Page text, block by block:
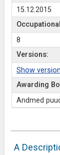
15.12.2015
8
Versions:
Show
Awarding
Andmed
A